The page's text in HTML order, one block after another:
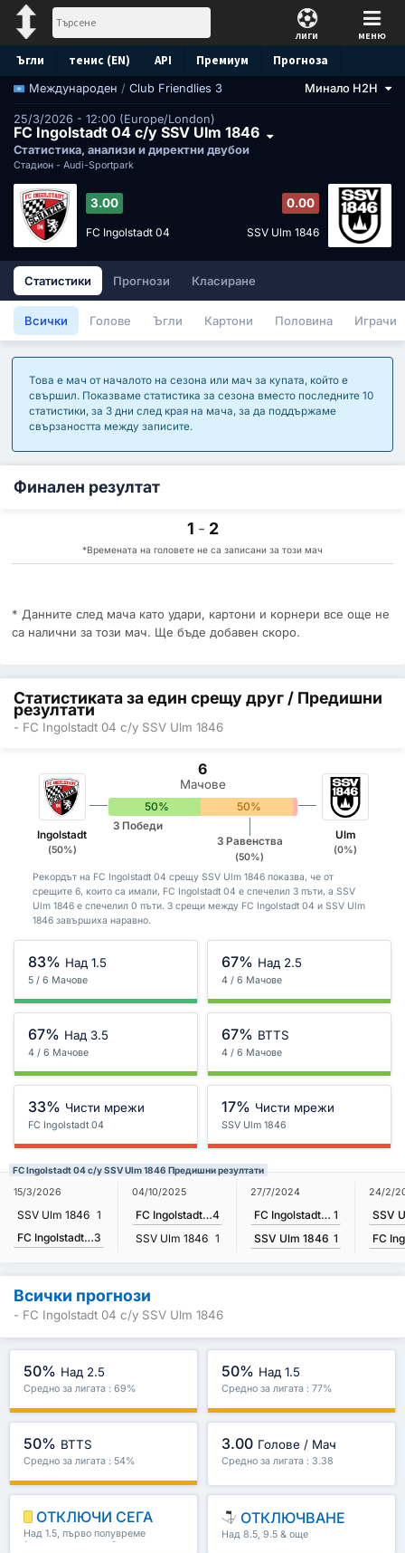
ЛИГИ МЕНЮ
Ъгли тенис (EN) API Премиум Прогноза
Международен / Club Friendlies 3 Минало H2H
25/3/2026 - 12:00 (Europe/London)
FC Ingolstadt 04 с/у SSV Ulm 1846
Статистика, анализи и директни двубои
Стадион - Audi-Sportpark
3.00
FC Ingolstadt 04
0.00
SSV Ulm 1846
Статистики Прогнози Класиране
Всички Голове Ъгли Картони Половина Играчи
Това е мач от началото на сезона или мач за купата, който е
свършил. Показваме статистика за сезона вместо последните 10
статистики, за 3 дни след края на мача, за да поддържаме
свързаността между записите.
Финален резултат
1 - 2
*Времената на головете не са записани за този мач
* Данните след мача като удари, картони и корнери все още не
са налични за този мач. Ще бъде добавен скоро.
Статистиката за един срещу друг / Предишни
резултати
- FC Ingolstadt 04 с/у SSV Ulm 1846
Ingolstadt
(50%)
6
Мачове
50% 50% 0%
3 Победи
3 Равенства
(50%)
Ulm
(0%)
Рекордът на FC Ingolstadt 04 срещу SSV Ulm 1846 показва, че от
срещите 6, които са имали, FC Ingolstadt 04 е спечелил 3 пъти, а SSV
Ulm 1846 е спечелил 0 пъти. 3 срещи между FC Ingolstadt 04 и SSV Ulm
1846 завършиха наравно.
83% Над 1.5
5 / 6 Мачове
67% Над 2.5
4 / 6 Мачове
67% Над 3.5
4 / 6 Мачове
67% BTTS
4 / 6 Мачове
33% Чисти мрежи
FC Ingolstadt 04
17% Чисти мрежи
SSV Ulm 1846
FC Ingolstadt 04 с/у SSV Ulm 1846 Предишни резултати
15/3/2026
SSV Ulm 1846 1
FC Ingolstadt 043
04/10/2025
FC Ingolstadt 044
SSV Ulm 1846 1
27/7/2024
FC Ingolstadt 04 1
SSV Ulm 1846 1
24/2/
SSV
Всички прогнози
- FC Ingolstadt 04 с/у SSV Ulm 1846
50% Над 2.5
Средно за лигата : 69%
50% Над 1.5
Средно за лигата : 77%
50% BTTS
Средно за лигата : 54%
3.00 Голове / Мач
Средно за лигата : 3.38
ОТКЛЮЧИ СЕГА
Над 1.5, първо полувреме
/второ полувреме & още
ОТКЛЮЧВАНЕ
Над 8.5, 9.5 & още